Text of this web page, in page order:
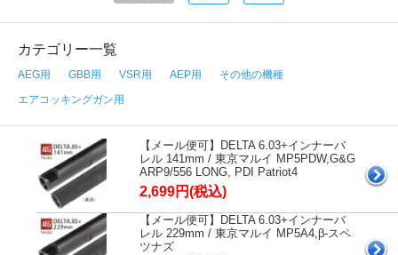
カテゴリー一覧
AEG用 GBB用 VSR用 AEP用
その他の機種
エアコッキングガン用
【メール便可】DELTA 6.03+インナーバ
レル 141mm / 東京マルイ MP5PDW,G&G
ARP9/556 LONG, PDI Patriot4
2,699円(税込)
【メール便可】DELTA 6.03+インナーバ
レル 229mm / 東京マルイ MP5A4,β-スペ
ツナズ